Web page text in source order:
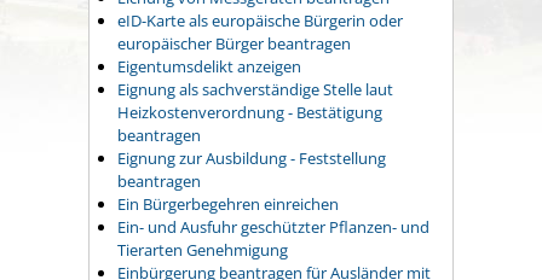
eID-Karte als europäische Bürgerin oder
europäischer Bürger beantragen
Eigentumsdelikt anzeigen
Eignung als sachverständige Stelle laut
Heizkostenverordnung - Bestätigung
beantragen
Eignung zur Ausbildung - Feststellung
beantragen
Ein Bürgerbegehren einreichen
Ein- und Ausfuhr geschützter Pflanzen- und
Tierarten Genehmigung
Einbürgerung beantragen für Ausländer mit